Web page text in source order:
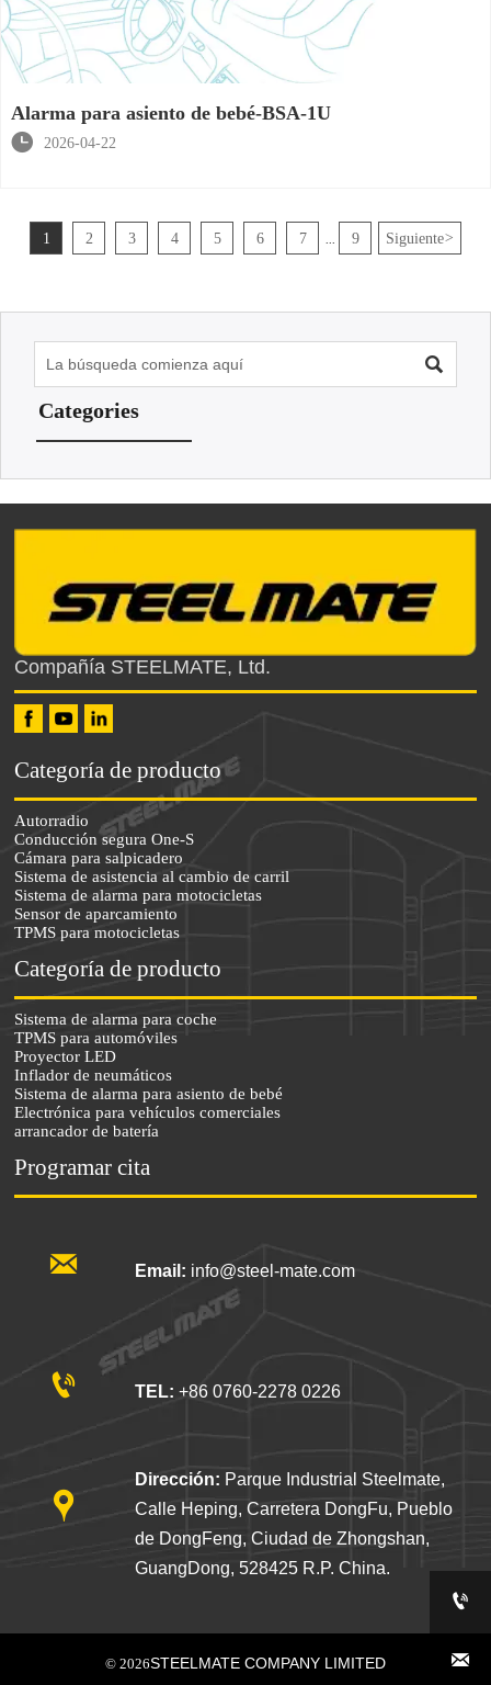
Alarma para asiento de bebé-BSA-1U

2026-04-22
1 2 3 4 5 6 7 9 Siguiente>

Categories
Compañía STEELMATE, Ltd.
Categoría de producto
Autorradio
Conducción segura One-S
Cámara para salpicadero
Sistema de asistencia al cambio de carril
Sistema de alarma para motocicletas
Sensor de aparcamiento
TPMS para motocicletas
Categoría de producto
Sistema de alarma para coche
TPMS para automóviles
Proyector LED
Inflador de neumáticos
Sistema de alarma para asiento de bebé
Electrónica para vehículos comerciales
arrancador de batería
Programar cita
 Email: info@steel-mate.com
 TEL: +86 0760-2278 0226

Dirección: Parque Industrial Steelmate,
Calle Heping, Carretera DongFu, Pueblo
de DongFeng, Ciudad de Zhongshan,
GuangDong, 528425 R.P. China.
© 2026STEELMATE COMPANY LIMITED

